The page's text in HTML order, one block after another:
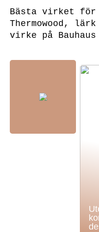
Bästa virket
Thermowood,
virke på Bauhaus